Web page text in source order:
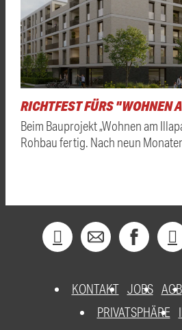
RICHTFEST FÜRS "WOHNEN
Beim Bauprojekt „Wohnen am
Rohbau fertig. Nach neun
KONTAKT JOBS AGB
PRIVATSPHÄRE